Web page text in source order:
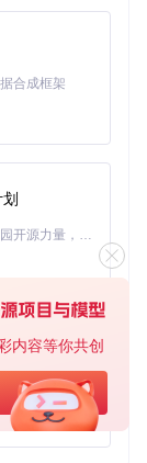
内容等你共创
整模型包。
合成框架
「源启盛夏」暑期校园开发者成长计划旨在激活校园开源力量，通过积分激励、认证扶持、资源倾斜等形式，引导高校组织和开发者完成「入驻 — 建项目 — 做贡献 — 获认证 — 得资源」的完整闭环。无论你是想带领社团入驻平台的组织者，还是希望用代码贡献证明自己的开发者，都能在这里找到属于你的成长路径。
基于Python的Xiaozhi AI，适用于想要完整Xiaozhi体验而无需拥有专用硬件的用户。